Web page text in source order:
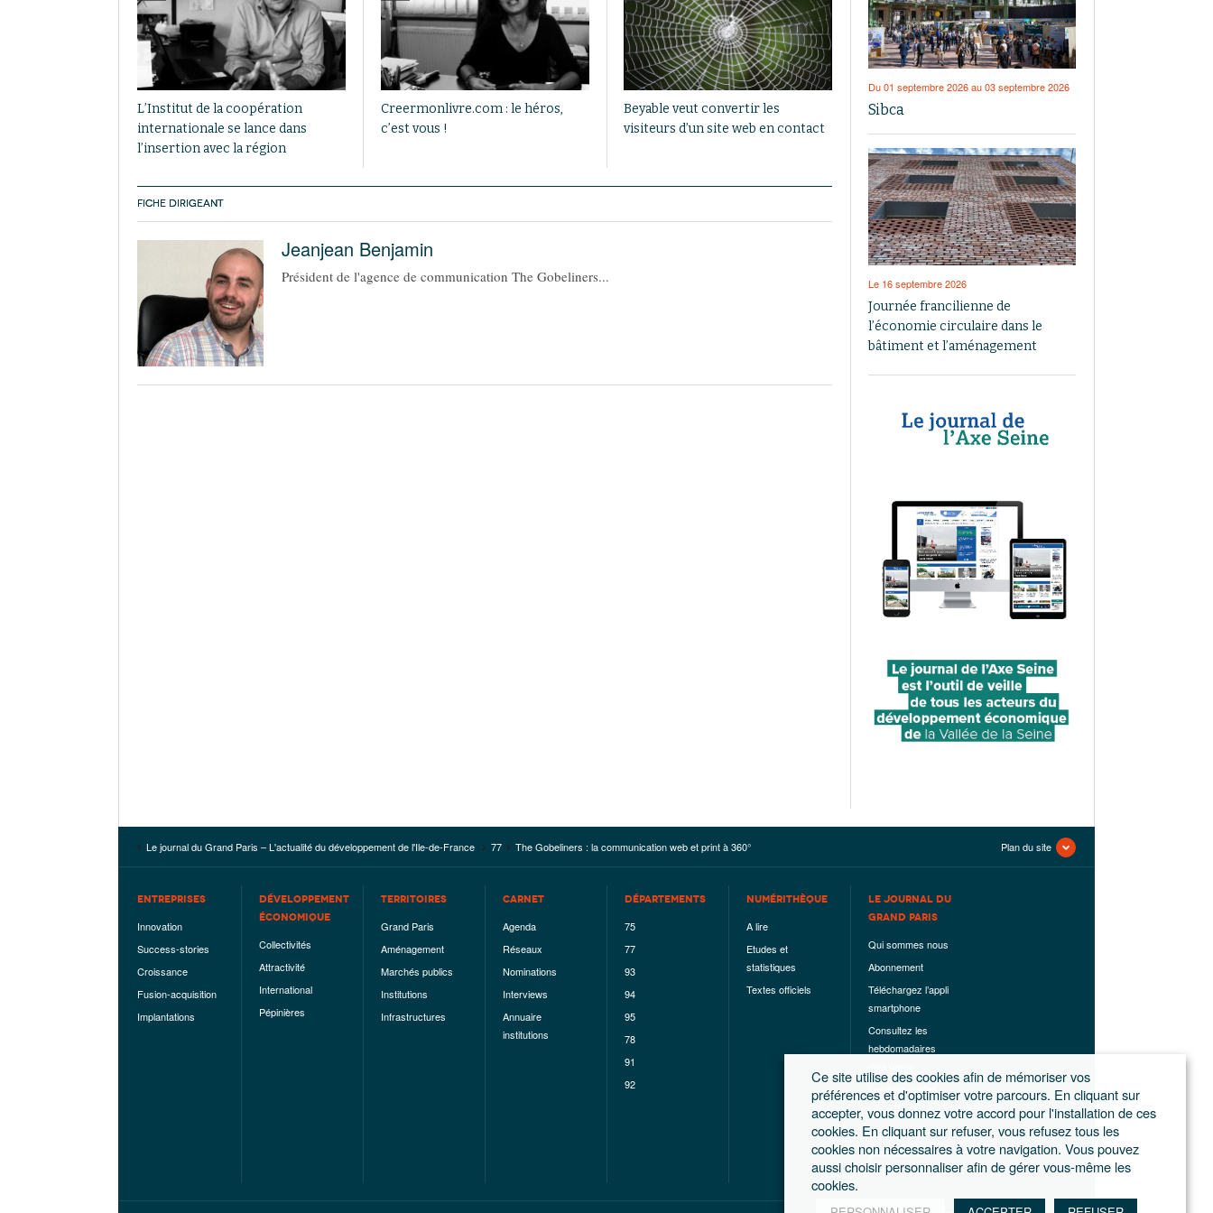
L’Institut de la coopération
internationale se lance dans
l’insertion avec la région
Creermonlivre.com : le héros,
c’est vous !
Beyable veut convertir les
visiteurs d’un site web en contact
FICHE DIRIGEANT
Jeanjean Benjamin
Président de l'agence de communication The Gobeliners...
Du 01 septembre 2026 au 03 septembre 2026
Sibca
Le 16 septembre 2026
Journée francilienne de
l’économie circulaire dans le
bâtiment et l’aménagement
Le journal du Grand Paris – L'actualité du développement de l'Ile-de-France 77 The Gobeliners : la communication web et print à 360° Plan du site
ENTREPRISES
Innovation
Success-stories
Croissance
Fusion-acquisition
Implantations
DÉVELOPPEMENT
ÉCONOMIQUE
Collectivités
Attractivité
International
Pépinières
TERRITOIRES
Grand Paris
Aménagement
Marchés publics
Institutions
Infrastructures
CARNET
Agenda
Réseaux
Nominations
Interviews
Annuaire
institutions
DÉPARTEMENTS
75
77
93
94
95
78
91
92
NUMÉRITHÈQUE
A lire
Etudes et
statistiques
Textes officiels
LE JOURNAL DU
GRAND PARIS
Qui sommes nous
Abonnement
Téléchargez l’appli
smartphone
Consultez les
hebdomadaires
Les hors-séries
Mentions légales
Conditions
générales de
ventes
Ce site utilise des cookies afin de mémoriser vos
préférences et d'optimiser votre parcours. En cliquant sur
accepter, vous donnez votre accord pour l'installation de ces
cookies. En cliquant sur refuser, vous refusez tous les
cookies non nécessaires à votre navigation. Vous pouvez
aussi choisir personnaliser afin de gérer vous-même les
cookies.